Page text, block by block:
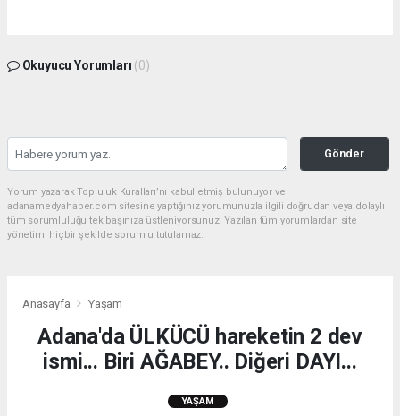
Okuyucu Yorumları (0)
Gönder
Yorum yazarak Topluluk Kuralları’nı kabul etmiş bulunuyor ve
adanamedyahaber.com sitesine yaptığınız yorumunuzla ilgili doğrudan veya dolaylı
tüm sorumluluğu tek başınıza üstleniyorsunuz. Yazılan tüm yorumlardan site
yönetimi hiçbir şekilde sorumlu tutulamaz.
Anasayfa Yaşam
Adana'da ÜLKÜCÜ hareketin 2 dev
ismi... Biri AĞABEY.. Diğeri DAYI...
YAŞAM